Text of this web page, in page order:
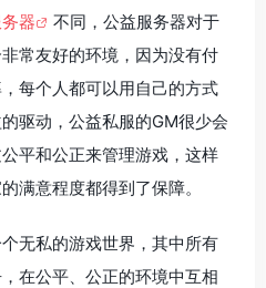
器
不同，公益服务器对于
常友好的环境，因为没有付
每个人都可以用自己的方式
驱动，公益私服的GM很少会
平和公正来管理游戏，这样
满意程度都得到了保障。
无私的游戏世界，其中所有
在公平、公正的环境中互相